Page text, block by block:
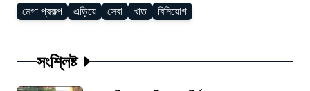
মেগা প্রকল্প এড়িয়ে সেবা খাত বিনিয়োগ
সংশ্লিষ্ট